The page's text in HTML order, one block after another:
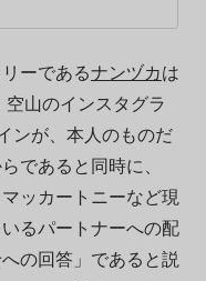
ーであるナンヅカは
空山のインスタグラ
ンが、本人のものだ
であると同時に、
ッカートニーなど現
るパートナーへの配
の回答」であると説